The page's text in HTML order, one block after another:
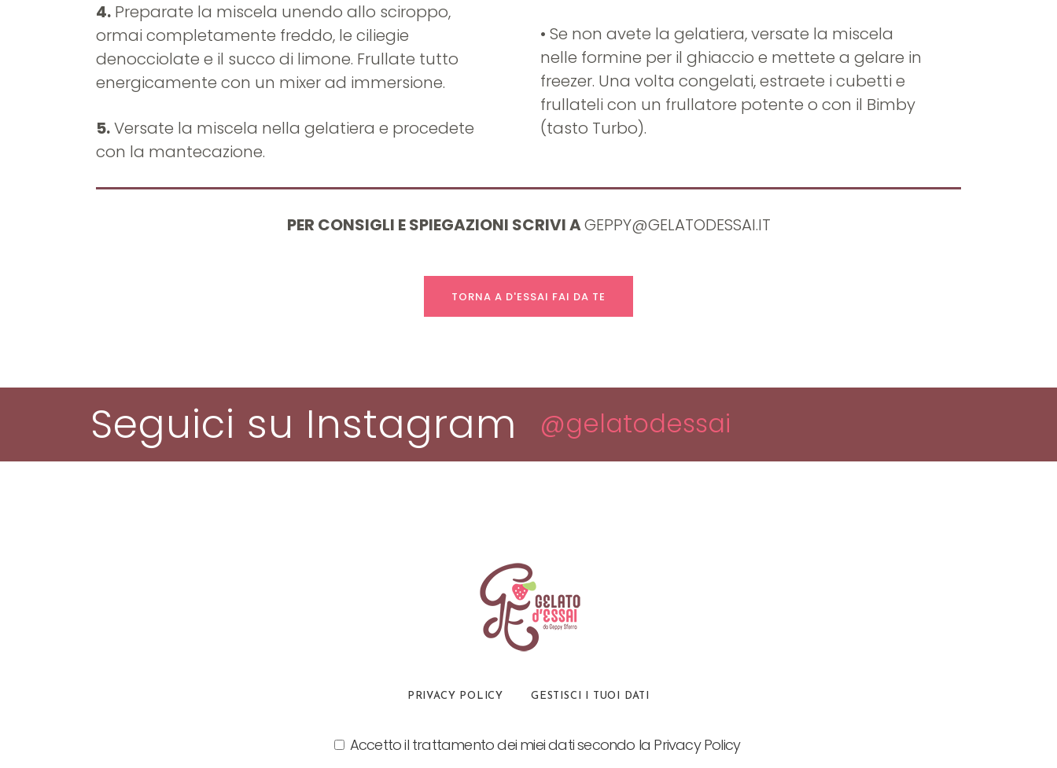
4. Preparate la miscela unendo allo sciroppo,
ormai completamente freddo, le ciliegie
denocciolate e il succo di limone. Frullate tutto
energicamente con un mixer ad immersione.
5.Versate la miscela nella gelatiera e procedete
con la mantecazione.
• Se non avete la gelatiera, versate la miscela
nelle formine per il ghiaccio e mettete a gelare in
freezer. Una volta congelati, estraete i cubetti e
frullateli con un frullatore potente o con il Bimby
(tasto Turbo).
PER CONSIGLI E SPIEGAZIONI SCRIVI AGEPPY@GELATODESSAI.IT
TORNA A D'ESSAI FAI DA TE
Seguici su Instagram @gelatodessai
PRIVACY POLICY GESTISCI I TUOI DATI
Accetto il trattamento dei miei dati secondo la Privacy Policy